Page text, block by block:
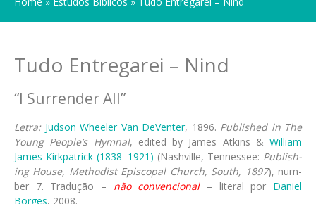
Tudo Entregarei – Nind
“I Surrender All”
Letra: Judson Wheeler Van DeVenter, 1896. Pub­lished in The
Young Peo­ple’s Hym­nal, ed­it­ed by James At­kins & William
James Kirkpatrick (1838–1921) (Nash­ville, Ten­nes­see: Pub­lish­
ing House, Me­thod­ist Epis­co­pal Church, South, 1897), num­
ber 7. Tradução – não convencional– literal por Daniel
Borges, 2008.